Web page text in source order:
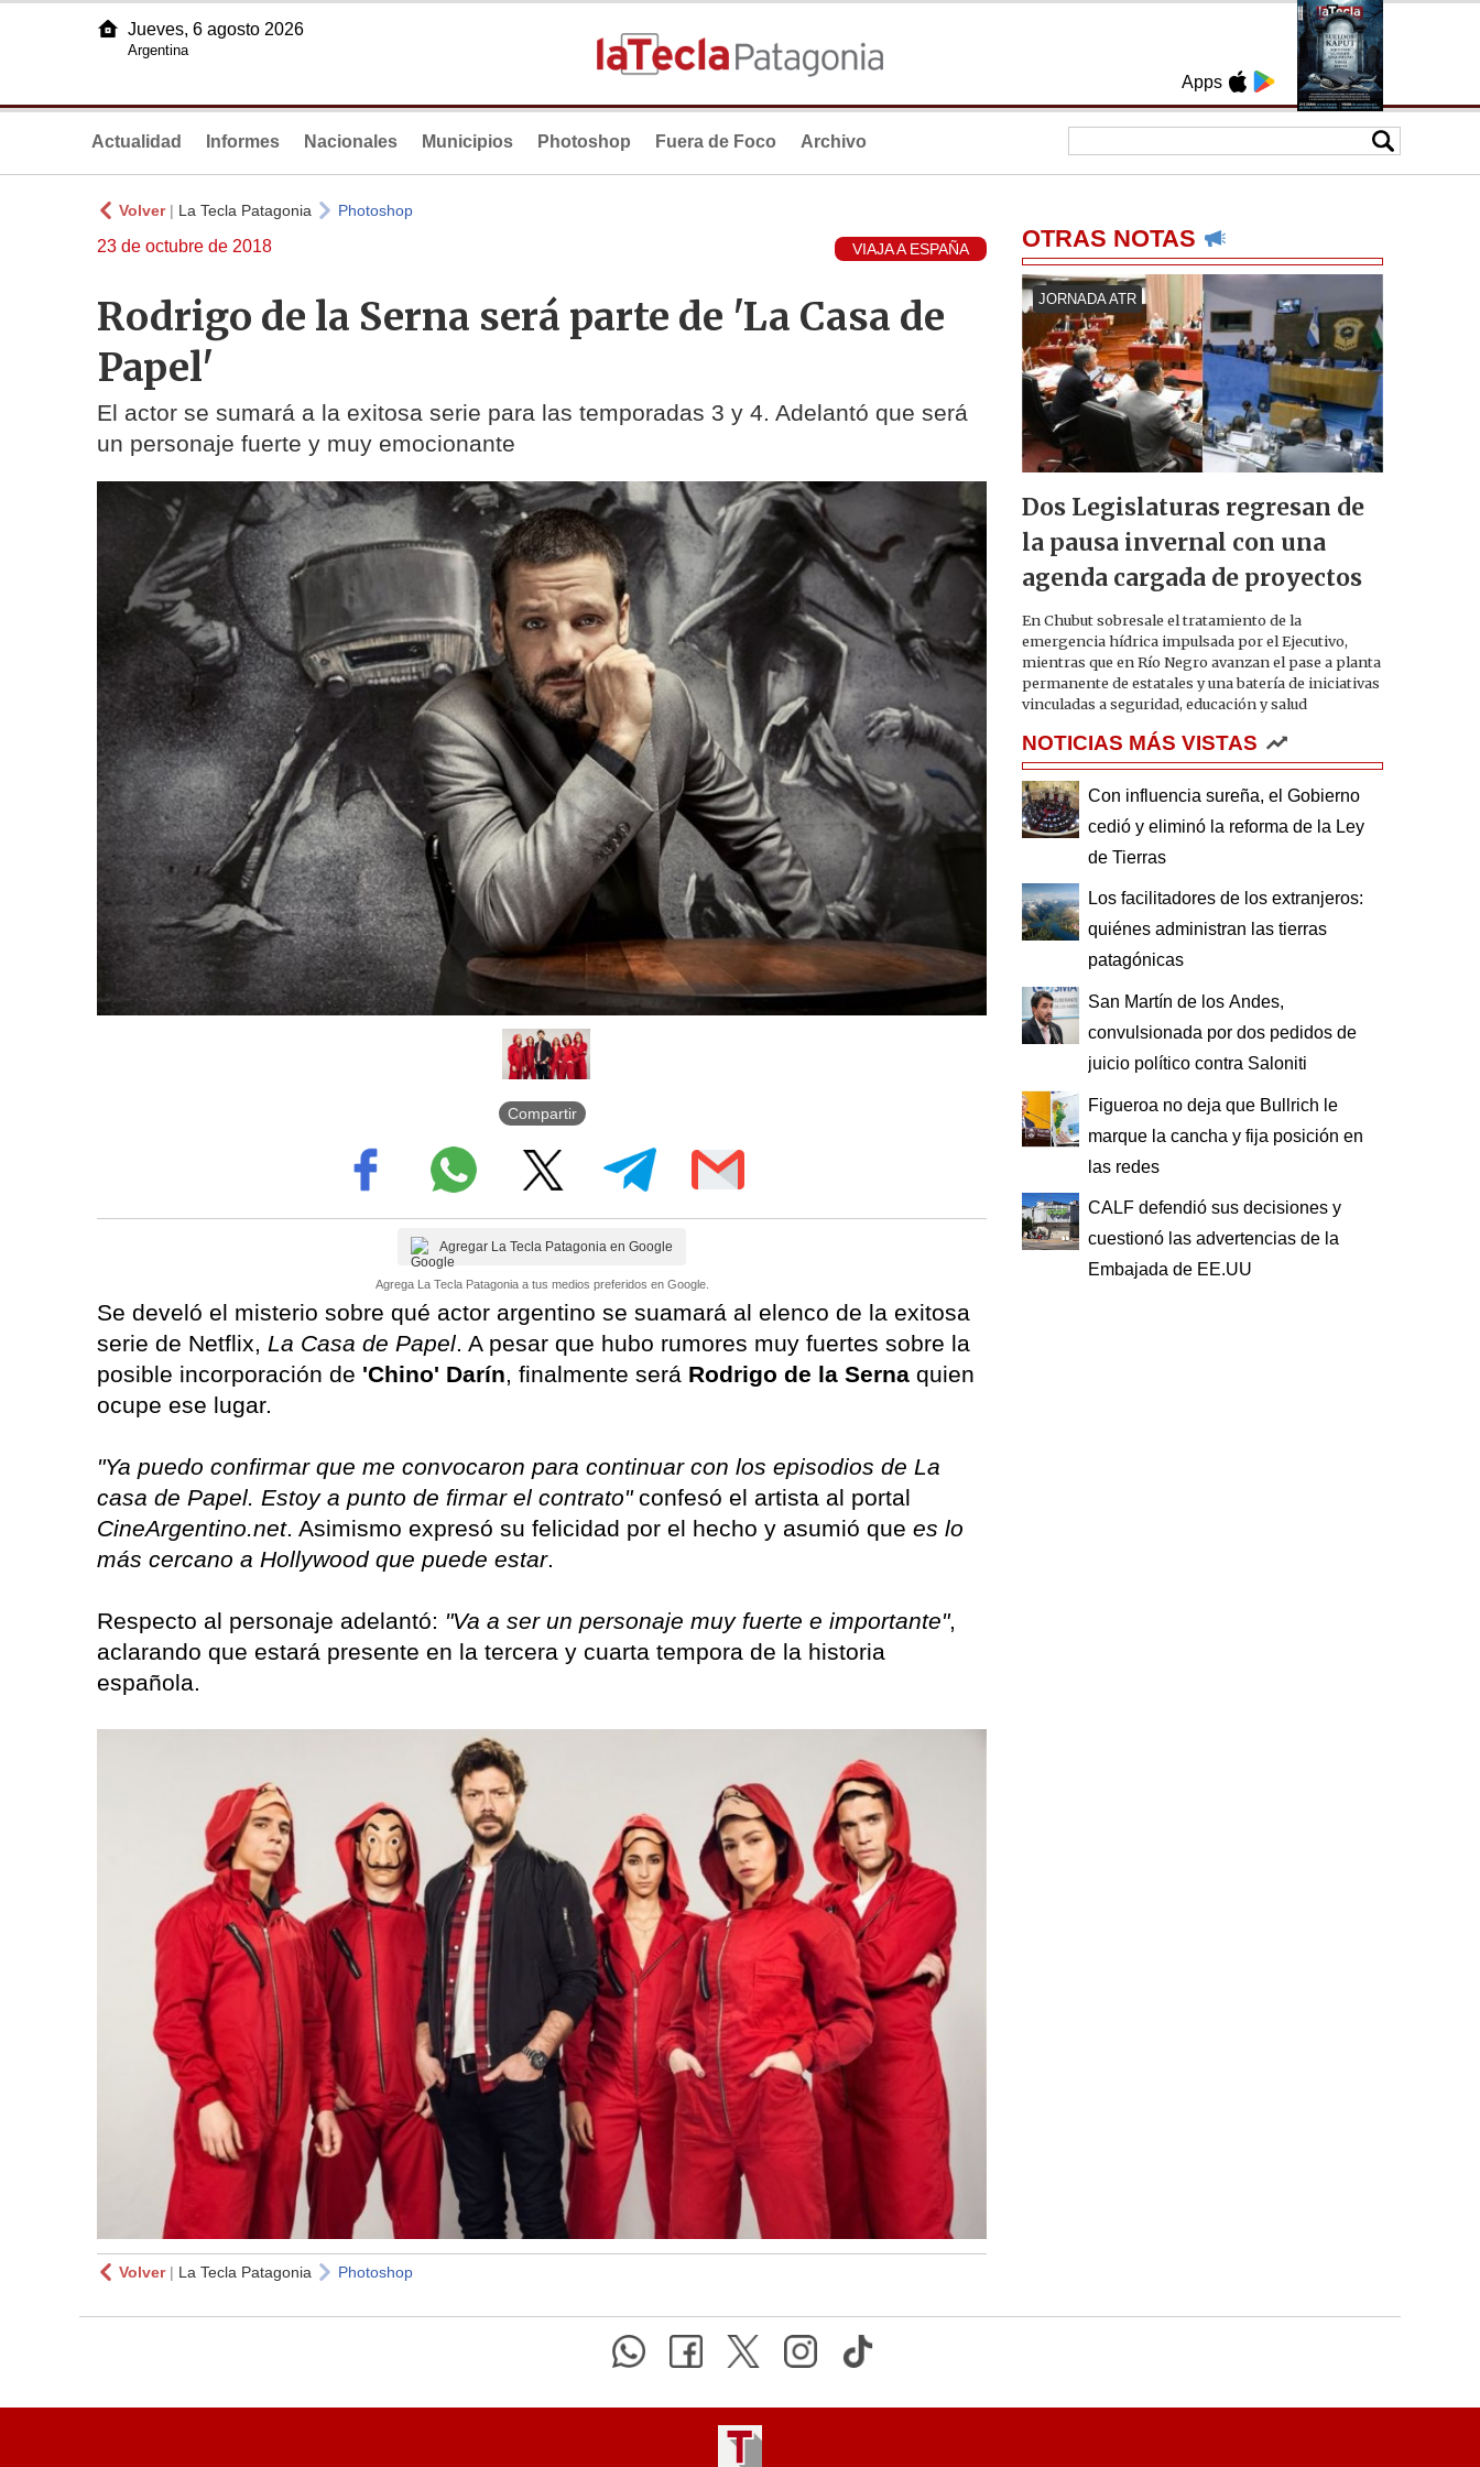
Apps
Jueves, 6 agosto 2026
Argentina
Actualidad Informes Nacionales Municipios Photoshop Fuera de Foco Archivo
Volver| La Tecla Patagonia Photoshop
23 de octubre de 2018 VIAJA A ESPAÑA
Rodrigo de la Serna será parte de 'La Casa de
Papel'
El actor se sumará a la exitosa serie para las temporadas 3 y 4. Adelantó que será
un personaje fuerte y muy emocionante
Compartir
Agregar La Tecla Patagonia en Google
Agrega La Tecla Patagonia a tus medios preferidos en Google.
Se develó el misterio sobre qué actor argentino se suamará al elenco de la exitosa
serie de Netflix, La Casa de Papel. A pesar que hubo rumores muy fuertes sobre la
posible incorporación de 'Chino' Darín, finalmente será Rodrigo de la Serna quien
ocupe ese lugar.
"Ya puedo confirmar que me convocaron para continuar con los episodios de La
casa de Papel. Estoy a punto de firmar el contrato"confesó el artista al portal
CineArgentino.net. Asimismo expresó su felicidad por el hecho y asumió que es lo
más cercano a Hollywood que puede estar.
Respecto al personaje adelantó: "Va a ser un personaje muy fuerte e importante",
aclarando que estará presente en la tercera y cuarta tempora de la historia
española.
Volver| La Tecla Patagonia Photoshop
OTRAS NOTAS
JORNADA ATR
Dos Legislaturas regresan de
la pausa invernal con una
agenda cargada de proyectos
En Chubut sobresale el tratamiento de la
emergencia hídrica impulsada por el Ejecutivo,
mientras que en Río Negro avanzan el pase a planta
permanente de estatales y una batería de iniciativas
vinculadas a seguridad, educación y salud
NOTICIAS MÁS VISTAS
Con influencia sureña, el Gobierno
cedió y eliminó la reforma de la Ley
de Tierras
Los facilitadores de los extranjeros:
quiénes administran las tierras
patagónicas
San Martín de los Andes,
convulsionada por dos pedidos de
juicio político contra Saloniti
Figueroa no deja que Bullrich le
marque la cancha y fija posición en
las redes
CALF defendió sus decisiones y
cuestionó las advertencias de la
Embajada de EE.UU